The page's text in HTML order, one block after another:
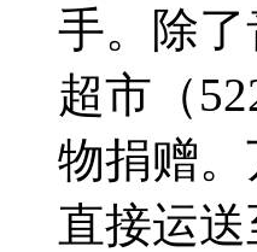
手。除
超市（
物捐赠
直接运